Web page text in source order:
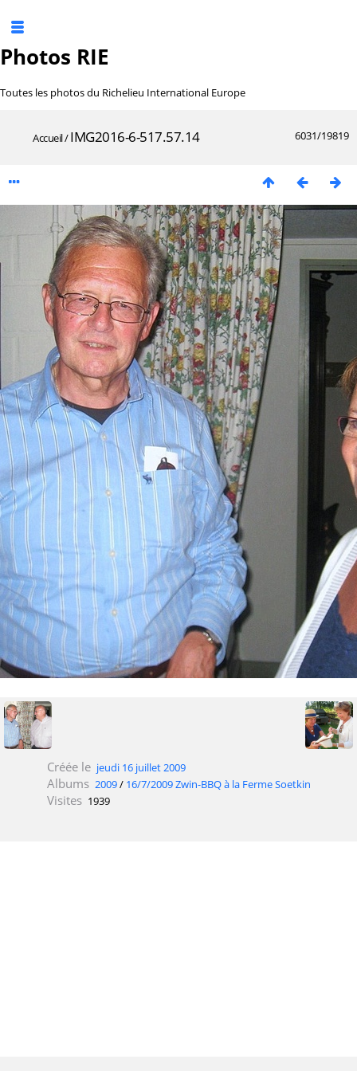
Photos RIE
Toutes les photos du Richelieu International Europe
6031/19819
Accueil/IMG2016-6-517.57.14
Créée le jeudi 16 juillet 2009
Albums 2009/ 16/7/2009 Zwin-BBQ à la Ferme Soetkin
Visites 1939